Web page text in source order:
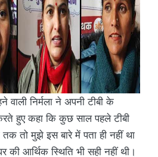
वाली निर्मला ने अपनी टीबी के
हुए कहा कि कुछ साल पहले टीबी
तो मुझे इस बारे में पता ही नहीं था
की आर्थिक स्थिति भी सही नहीं थी।